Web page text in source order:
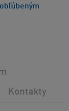
Kontakty